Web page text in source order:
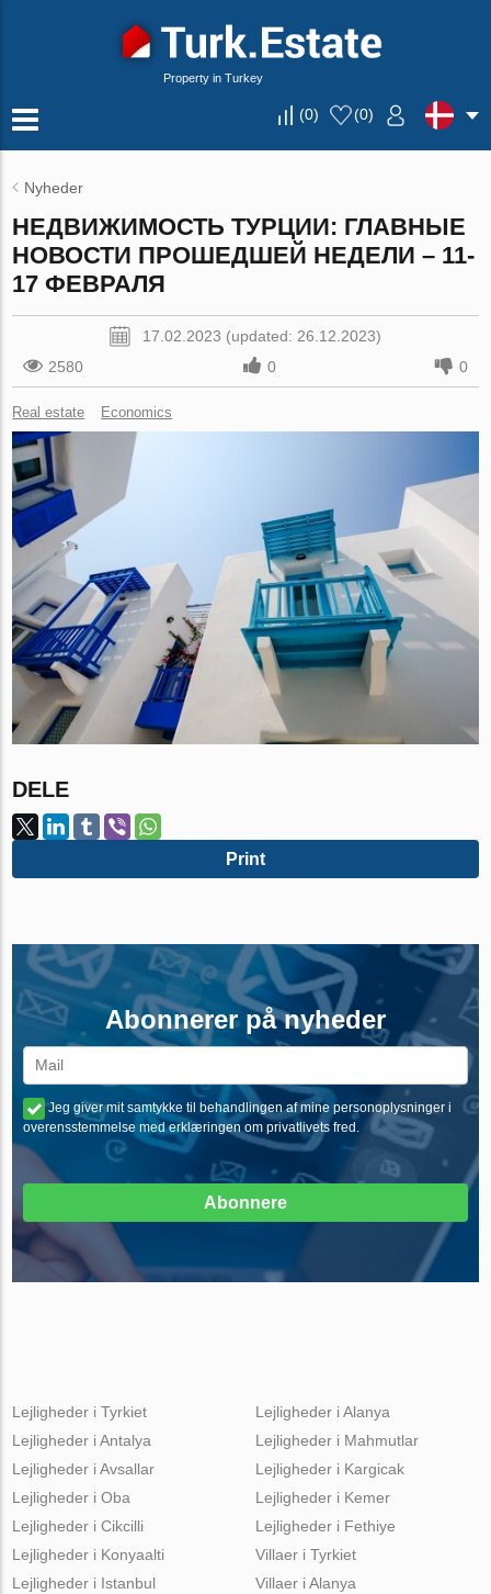
Property in Turkey
(0) (0)
Nyheder
НЕДВИЖИМОСТЬ ТУРЦИИ: ГЛАВНЫЕ
НОВОСТИ ПРОШЕДШЕЙ НЕДЕЛИ – 11-
17 ФЕВРАЛЯ
17.02.2023 (updated: 26.12.2023)
2580
0 0
Real estate Economics
DELE
Print
Abonnerer på nyheder
Jeg giver mit samtykke til behandlingen af mine personoplysninger i
overensstemmelse med erklæringen om privatlivets fred.
Abonnere
Lejligheder i Tyrkiet
Lejligheder i Antalya
Lejligheder i Avsallar
Lejligheder i Oba
Lejligheder i Cikcilli
Lejligheder i Alanya
Lejligheder i Mahmutlar
Lejligheder i Kargicak
Lejligheder i Kemer
Lejligheder i Fethiye
Lejligheder i Konyaalti
Lejligheder i Istanbul
Villaer i Tyrkiet
Villaer i Alanya